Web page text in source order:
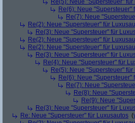
Re(5): Neue "Supersteuer"
Re(6): Neue "Supersteuer"
Re(7): Neue
Re(2): Neue "Supersteuer" für
Re(3): Neue "Supersteuer" für
Re(2): Neue "Supersteuer" für
Re(2): Neue "Supersteuer" für
Re(3): Neue "Supersteuer" für
Re(4): Neue "Supersteuer" für
Re(5): Neue "Supersteuer"
Re(6): Neue "Supersteuer"
Re(7): Neue
Re(8): Neue
Re(9): Neue
Re(3): Neue "Supersteuer" für
Re: Neue "Supersteuer" für Luxusautos (